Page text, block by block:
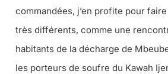
commandées, j’en profite pour
très différents, comme une
habitants de la décharge de
les porteurs de soufre du Kawah